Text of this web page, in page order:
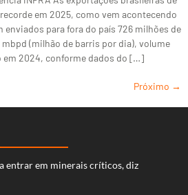
em 2025, como vem acontecendo
enviados para fora do país 726 milhões de
mbpd (milhão de barris por dia), volume
em 2024, conforme dados do […]
Próximo →
entrar em minerais críticos, diz